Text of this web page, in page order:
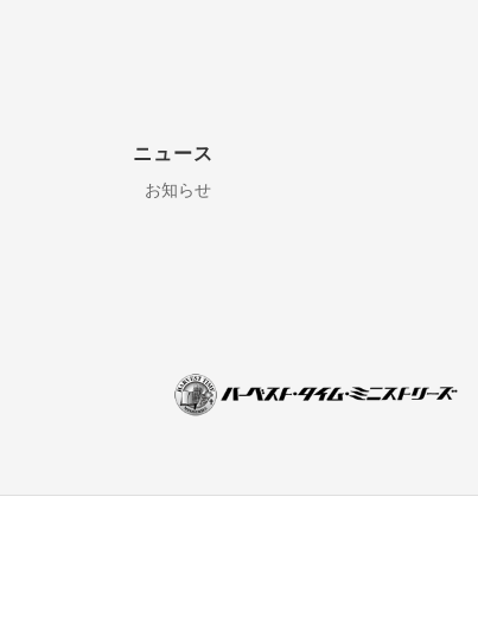
ニュース
お知らせ